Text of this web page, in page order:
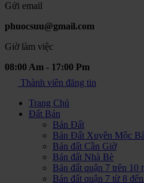
Gửi email
phuocsuu@gmail.com
Giờ làm việc
08:00 Am - 17:00 Pm
Thành viên đăng tin
Trang Chủ
Đất Bán
Bán Đất
Bán Đất Xuyên Mộc
Bán đất Cần Giờ
Bán đất Nhà Bè
Bán đất quận 7 trên 10
Bán đất quận 7 từ 8